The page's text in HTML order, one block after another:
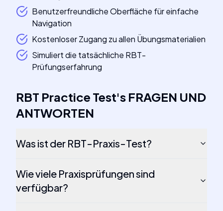
Benutzerfreundliche Oberfläche für einfache
Navigation
Kostenloser Zugang zu allen Übungsmaterialien
Simuliert die tatsächliche RBT-
Prüfungserfahrung
RBT Practice Test's FRAGEN UND
ANTWORTEN
Was ist der RBT-Praxis-Test?
Wie viele Praxisprüfungen sind
verfügbar?